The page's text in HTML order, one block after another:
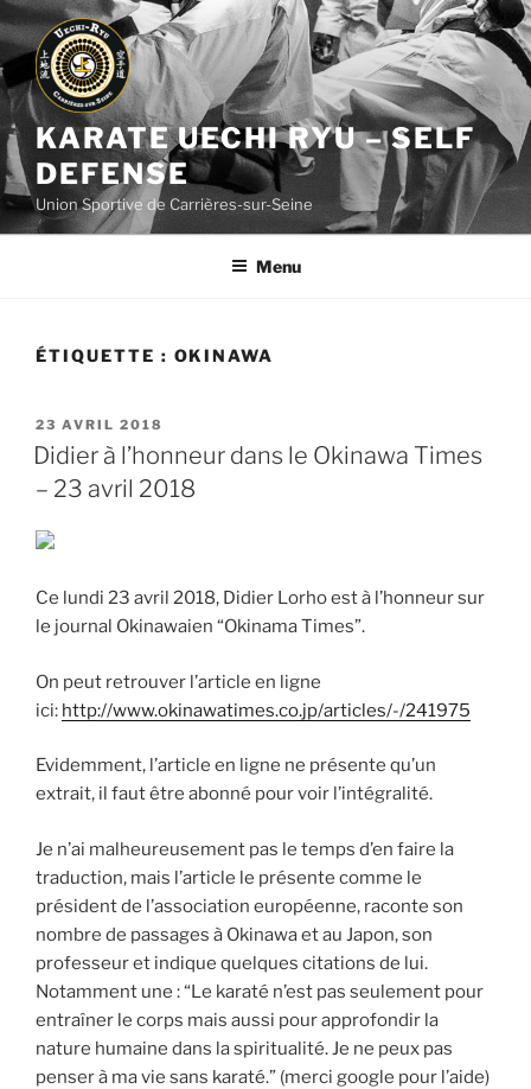
Aller
au
contenu
principal
KARATE UECHI RYU – SELF
DEFENSE
Union Sportive de Carrières-sur-Seine
Menu
ÉTIQUETTE : OKINAWA
PUBLIÉ
LE
23 AVRIL 2018
Didier à l’honneur dans le Okinawa Times
– 23 avril 2018
Ce lundi 23 avril 2018, Didier Lorho est à l’honneur sur
le journal Okinawaien “Okinama Times”.
On peut retrouver l’article en ligne
ici: http://www.okinawatimes.co.jp/articles/-/241975
Evidemment, l’article en ligne ne présente qu’un
extrait, il faut être abonné pour voir l’intégralité.
Je n’ai malheureusement pas le temps d’en faire la
traduction, mais l’article le présente comme le
président de l’association européenne, raconte son
nombre de passages à Okinawa et au Japon, son
professeur et indique quelques citations de lui.
Notamment une : “Le karaté n’est pas seulement pour
entraîner le corps mais aussi pour approfondir la
nature humaine dans la spiritualité. Je ne peux pas
penser à ma vie sans karaté.” (merci google pour l’aide)